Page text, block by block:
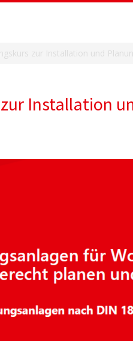
zur Installation und
Installation